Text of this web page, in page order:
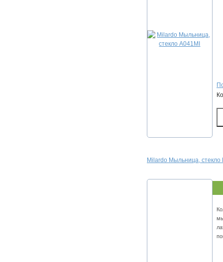
Milardo Мыльница, стекло